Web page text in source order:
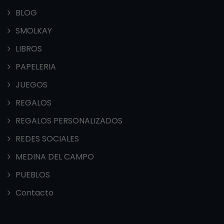
BLOG
SMOLKAY
LIBROS
PAPELERIA
JUEGOS
REGALOS
REGALOS PERSONALIZADOS
REDES SOCIALES
MEDINA DEL CAMPO
PUEBLOS
Contacto